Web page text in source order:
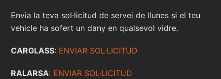
Envia la teva sol·licitud de servei de llunes si el teu
vehicle ha sofert un dany en qualsevol vidre.
CARGLASS: ENVIAR SOL·LICITUD
RALARSA: ENVIAR SOL·LICITUD